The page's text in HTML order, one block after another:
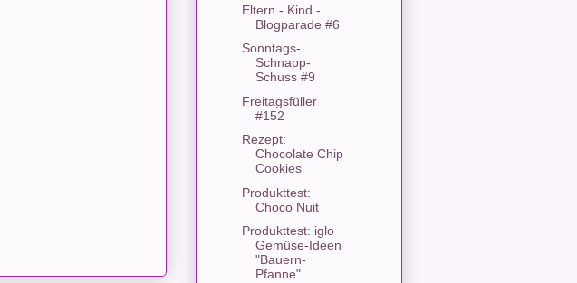
Eltern - Kind -
Blogparade #6
Sonntags-
Schnapp-
Schuss #9
Freitagsfüller
#152
Rezept:
Chocolate Chip
Cookies
Produkttest:
Choco Nuit
Produkttest: iglo
Gemüse-Ideen
"Bauern-
Pfanne"